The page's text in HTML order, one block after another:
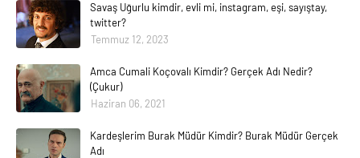
Savaş Uğurlu kimdir, evli mi, instagram, eşi, sayıştay,
twitter?
Temmuz 12, 2023
Amca Cumali Koçovalı Kimdir? Gerçek Adı Nedir?
(Çukur)
Haziran 06, 2021
Kardeşlerim Burak Müdür Kimdir? Burak Müdür Gerçek
Adı